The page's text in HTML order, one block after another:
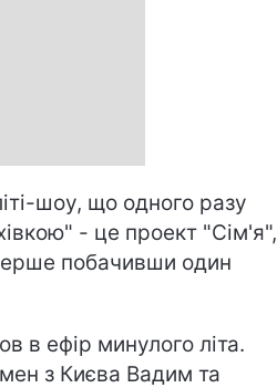
шоу, що одного разу
- це проект "Сім'я",
побачивши один
в ефір минулого літа.
з Києва Вадим та